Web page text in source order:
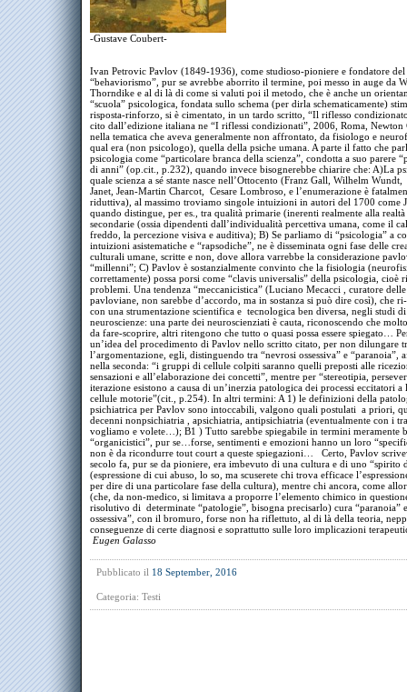
-Gustave Coubert-
Ivan Petrovic Pavlov (1849-1936), come studioso-pioniere e fondatore del
“behaviorismo”, pur se avrebbe aborrito il termine, poi messo in auge da
Thorndike e al di là di come si valuti poi il metodo, che è anche un
“scuola” psicologica, fondata sullo schema (per dirla schematicamente)
risposta-rinforzo, si è cimentato, in un tardo scritto, “Il riflesso
cito dall’edizione italiana ne “I riflessi condizionati”, 2006, Roma, Newton
nella tematica che aveva generalmente non affrontato, da fisiologo e
qual era (non psicologo), quella della psiche umana. A parte il fatto che
psicologia come “particolare branca della scienza”, condotta a suo parere
di anni” (op.cit., p.232), quando invece bisognerebbe chiarire che: A)La
quale scienza a sé stante nasce nell’Ottocento (Franz Gall, Wilhelm Wundt,
Janet, Jean-Martin Charcot, Cesare Lombroso, e l’enumerazione è
riduttiva), al massimo troviamo singole intuizioni in autori del 1700 come
quando distingue, per es., tra qualità primarie (inerenti realmente alla realtà
secondarie (ossia dipendenti dall’individualità percettiva umana, come il
freddo, la percezione visiva e auditiva); B) Se parliamo di “psicologia” a
intuizioni asistematiche e “rapsodiche”, ne è disseminata ogni fase delle
culturali umane, scritte e non, dove allora varrebbe la considerazione
“millenni”; C) Pavlov è sostanzialmente convinto che la fisiologia
correttamente) possa porsi come “clavis universalis” della psicologia, cioè
problemi. Una tendenza “meccanicistica” (Luciano Mecacci , curatore
pavloviane, non sarebbe d’accordo, ma in sostanza si può dire così), che
con una strumentazione scientifica e tecnologica ben diversa, negli studi di
neuroscienze: una parte dei neuroscienziati è cauta, riconoscendo che
da fare-scoprire, altri ritengono che tutto o quasi possa essere spiegato…
un’idea del procedimento di Pavlov nello scritto citato, per non dilungare
l’argomentazione, egli, distinguendo tra “nevrosi ossessiva” e “paranoia”,
nella seconda: “i gruppi di cellule colpiti saranno quelli preposti alle
sensazioni e all’elaborazione dei concetti”, mentre per “stereotipia,
iterazione esistono a causa di un’inerzia patologica dei processi eccitatori
cellule motorie”(cit., p.254). In altri termini: A 1) le definizioni della
psichiatrica per Pavlov sono intoccabili, valgono quali postulati a priori,
decenni nonpsichiatria , apsichiatria, antipsichiatria (eventualmente con i
vogliamo e volete…); B1 ) Tutto sarebbe spiegabile in termini meramente
“organicistici”, pur se…forse, sentimenti e emozioni hanno un loro
non è da ricondurre tout court a queste spiegazioni… Certo, Pavlov
secolo fa, pur se da pioniere, era imbevuto di una cultura e di uno “spirito
(espressione di cui abuso, lo so, ma scuserete chi trova efficace
per dire di una particolare fase della cultura), mentre chi ancora, come
(che, da non-medico, si limitava a proporre l’elemento chimico in
risolutivo di determinate “patologie”, bisogna precisarlo) cura “paranoia”
ossessiva”, con il bromuro, forse non ha riflettuto, al di là della teoria,
conseguenze di certe diagnosi e soprattutto sulle loro implicazioni
Eugen Galasso
Pubblicato il 18 September, 2016
Categoria: Testi